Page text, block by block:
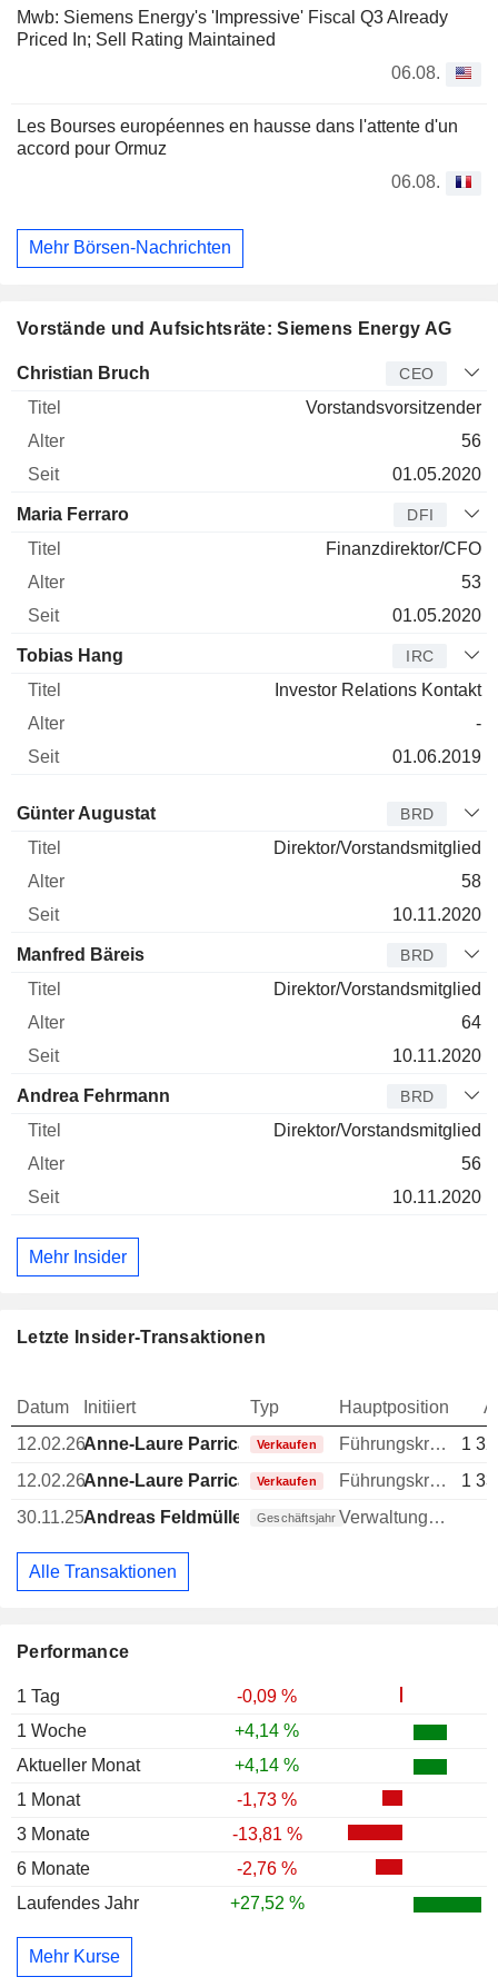
Mwb: Siemens Energy's 'Impressive' Fiscal Q3 Already
Priced In; Sell Rating Maintained
06.08.
Les Bourses européennes en hausse dans l'attente d'un
accord pour Ormuz
06.08.
Mehr Börsen-Nachrichten
Performance
1 Tag
-0,09 %
1 Woche
+4,14 %
Aktueller Monat
+4,14 %
1 Monat
-1,73 %
3 Monate
-13,81 %
6 Monate
-2,76 %
Laufendes Jahr
+27,52 %
Mehr Kurse
Vorstände und Aufsichtsräte: Siemens Energy AG
Manager Titel Alter
Christian Bruch CEO
Vorstandsvorsitzender
56
01.05.2020
Maria Ferraro DFI
Finanzdirektor/CFO
53
01.05.2020
Tobias Hang IRC
Investor Relations Kontakt
-
01.06.2019
Verwaltungsratsmitglied
Günter Augustat BRD
Direktor/Vorstandsmitglied
58
10.11.2020
Manfred Bäreis BRD
Direktor/Vorstandsmitglied
64
10.11.2020
Andrea Fehrmann BRD
Direktor/Vorstandsmitglied
56
10.11.2020
Mehr Insider
Letzte Insider-Transaktionen
Datum Initiiert Typ Hauptposition
12.02.26Anne-Laure Parrical de Chammard
Verkaufen Führungskraft / leitender Angestellter
1
12.02.26Anne-Laure Parrical de Chammard
Verkaufen Führungskraft / leitender Angestellter
1
30.11.25Andreas Feldmüller Geschäftsjahr Verwaltungsratsmitglied
Alle Transaktionen